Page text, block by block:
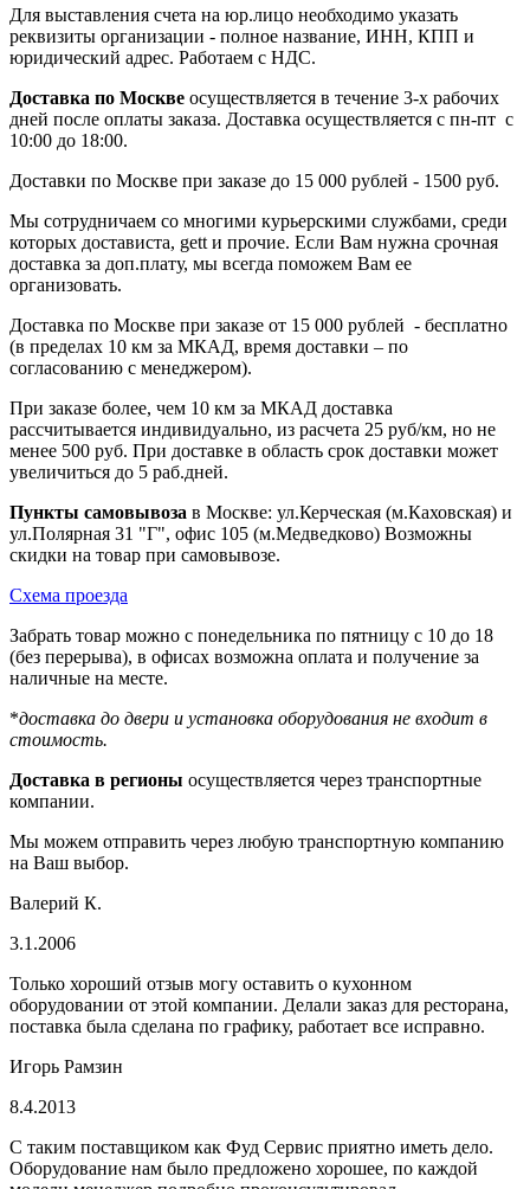
Для выставления счета на юр.лицо необходимо указать
реквизиты организации - полное название, ИНН, КПП и
юридический адрес. Работаем с НДС.
Доставка по Москве осуществляется в течение 3-х рабочих
дней после оплаты заказа. Доставка осуществляется с пн-пт с
10:00 до 18:00.
Доставки по Москве при заказе до 15 000 рублей - 1500 руб.
Мы сотрудничаем со многими курьерскими службами, среди
которых достависта, gett и прочие. Если Вам нужна срочная
доставка за доп.плату, мы всегда поможем Вам ее
организовать.
Доставка по Москве при заказе от 15 000 рублей - бесплатно
(в пределах 10 км за МКАД, время доставки – по
согласованию с менеджером).
При заказе более, чем 10 км за МКАД доставка
рассчитывается индивидуально, из расчета 25 руб/км, но не
менее 500 руб. При доставке в область срок доставки может
увеличиться до 5 раб.дней.
Пункты самовывоза в Москве: ул.Керческая (м.Каховская) и
ул.Полярная 31 "Г", офис 105 (м.Медведково) Возможны
скидки на товар при самовывозе.
Схема проезда
Забрать товар можно с понедельника по пятницу с 10 до 18
(без перерыва), в офисах возможна оплата и получение за
наличные на месте.
*доставка до двери и установка оборудования не входит в
стоимость.
Доставка в регионы осуществляется через транспортные
компании.
Мы можем отправить через любую транспортную компанию
на Ваш выбор.
Валерий К.
3.1.2006
Только хороший отзыв могу оставить о кухонном
оборудовании от этой компании. Делали заказ для ресторана,
поставка была сделана по графику, работает все исправно.
Игорь Рамзин
8.4.2013
С таким поставщиком как Фуд Сервис приятно иметь дело.
Оборудование нам было предложено хорошее, по каждой